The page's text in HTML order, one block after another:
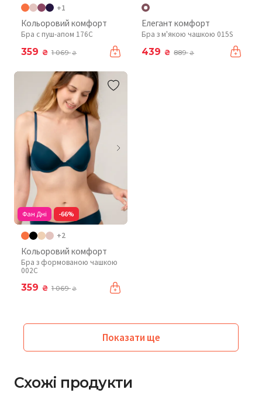
+1
Кольоровий комфорт
Бра с пуш-апом 176C
359 ₴ 1 069₴
Елегант комфорт
Бра з м'якою чашкою 015S
439 ₴ 889₴
Фан Дні -66%
+2
Кольоровий комфорт
Бра з формованою чашкою
002C
359 ₴ 1 069₴
Показати ще
Схожі продукти